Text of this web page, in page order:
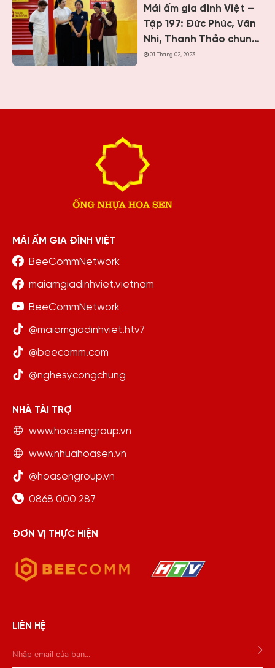
Mái ấm gia đình Việt –
Tập 197: Đức Phúc, Vân
Nhi, Thanh Thảo chung
tay giúp hai cô bé có
01 Tháng 02, 2023
MÁI ẤM GIA ĐÌNH VIỆT
BeeCommNetwork
maiamgiadinhviet.vietnam
BeeCommNetwork
@maiamgiadinhviet.htv7
@beecomm.com
@nghesycongchung
NHÀ TÀI TRỢ
www.hoasengroup.vn
www.nhuahoasen.vn
@hoasengroup.vn
0868 000 287
ĐƠN VỊ THỰC HIỆN
LIÊN HỆ